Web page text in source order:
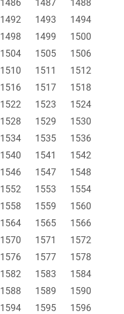
1486 1487
1488
1492 1493
1494
1498 1499
1500
1504 1505
1506
1510 1511
1512
1516 1517
1518
1522 1523
1524
1528 1529
1530
1534 1535
1536
1540 1541
1542
1546 1547
1548
1552 1553
1554
1558 1559
1560
1564 1565
1566
1570 1571
1572
1576 1577
1578
1582 1583
1584
1588 1589
1590
1594 1595
1596